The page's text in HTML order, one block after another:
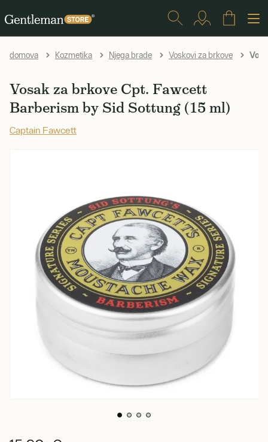
domova Kozmetika Njega brade Voskovi za brkove
Vosak za brkove Cpt. Fawcett
Barberism by Sid Sottung (15 ml)
Captain Fawcett